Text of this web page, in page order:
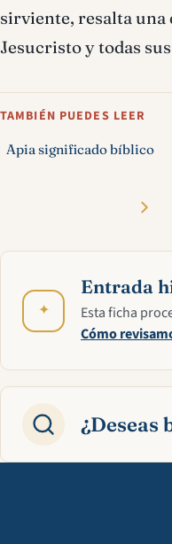
sirviente, resalta una
Jesucristo y todas
TAMBIÉN PUEDES LEER
Apia significado bíblico
✦
Entrada
Esta ficha
Cómo
¿Deseas